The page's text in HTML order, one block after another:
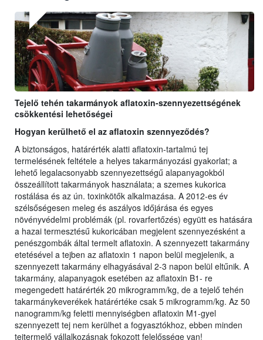
Tejelő tehén takarmányok aflatoxin-szennyezettségének
csökkentési lehetőségei
Hogyan kerülhető el az aflatoxin szennyeződés?
A biztonságos, határérték alatti aflatoxin-tartalmú tej
termelésének feltétele a helyes takarmányozási gyakorlat; a
lehető legalacsonyabb szennyezettségű alapanyagokból
összeállított takarmányok használata; a szemes kukorica
rostálása és az ún. toxinkötők alkalmazása. A 2012-es év
szélsőségesen meleg és aszályos időjárása és egyes
növényvédelmi problémák (pl. rovarfertőzés) együtt es hatására
a hazai termesztésű kukoricában megjelent szennyezésként a
penészgombák által termelt aflatoxin. A szennyezett takarmány
etetésével a tejben az aflatoxin 1 napon belül megjelenik, a
szennyezett takarmány elhagyásával 2-3 napon belül eltűnik. A
takarmány, alapanyagok esetében az aflatoxin B1- re
megengedett határérték 20 mikrogramm/kg, de a tejelő tehén
takarmánykeverékek határértéke csak 5 mikrogramm/kg. Az 50
nanogramm/kg feletti mennyiségben aflatoxin M1-gyel
szennyezett tej nem kerülhet a fogyasztókhoz, ebben minden
tejtermelő vállalkozásnak fokozott felelőssége van!